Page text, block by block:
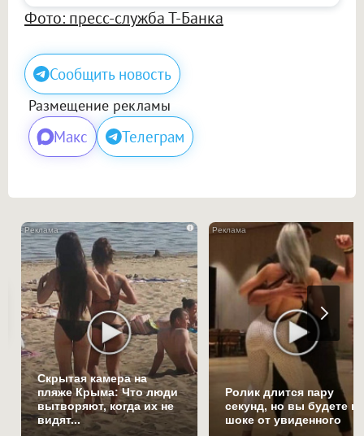
Фото: пресс-служба Т-Банка
Сообщить новость
Размещение рекламы
Макс Телеграм
i
Скрытая камера на
пляже Крыма: Что люди
вытворяют, когда их не
видят...
Ролик длится пару
секунд, но вы будете в
шоке от увиденного